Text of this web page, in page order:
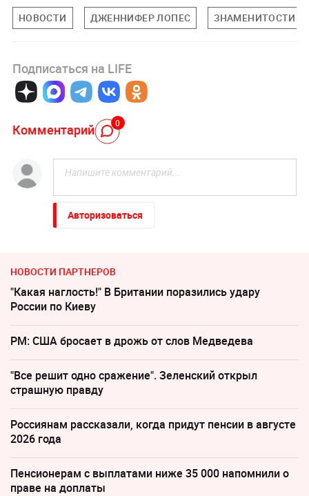
НОВОСТИ ДЖЕННИФЕР ЛОПЕС ЗНАМЕНИТОСТИ
Подписаться на LIFE
Комментарий 0
Авторизоваться
НОВОСТИ ПАРТНЕРОВ
"Какая наглость!" В Британии поразились удару
России по Киеву
PM: США бросает в дрожь от слов Медведева
"Все решит одно сражение". Зеленский открыл
страшную правду
Россиянам рассказали, когда придут пенсии в августе
2026 года
Пенсионерам с выплатами ниже 35 000 напомнили о
праве на доплаты